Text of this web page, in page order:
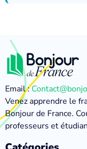
Email :
Venez apprendre le
Bonjour de France.
professeurs et